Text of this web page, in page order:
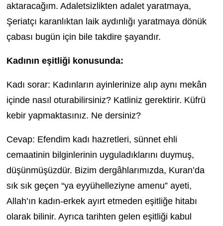
aktaracağım. Adaletsizlikten adalet yaratmaya,
Şeriatçı karanlıktan laik aydınlığı yaratmaya dönük
çabası bugün için bile takdire şayandır.
Kadının eşitliği konusunda:
Kadı sorar: Kadınların ayinlerinize alıp aynı mekân
içinde nasıl oturabilirsiniz? Katliniz gerektirir. Küfrü
kebir yapmaktasınız. Ne dersiniz?
Cevap: Efendim kadı hazretleri, sünnet ehli
cemaatinin bilginlerinin uyguladıklarını duymuş,
düşünmüşüzdür. Bizim dergâhlarımızda, Kuran’da
sık sık geçen “ya eyyühelleziyne amenu” ayeti,
Allah’ın kadın-erkek ayırt etmeden eşitliğe hitabı
olarak bilinir. Ayrıca tarihten gelen eşitliği kabul